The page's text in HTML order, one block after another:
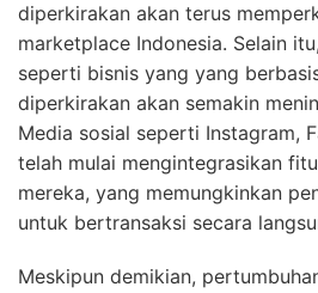
diperkirakan akan terus
marketplace Indonesia. Selain
seperti bisnis yang yang
diperkirakan akan semakin
Media sosial seperti Instagram,
telah mulai mengintegrasikan
mereka, yang memungkinkan
untuk bertransaksi secara
Meskipun demikian,